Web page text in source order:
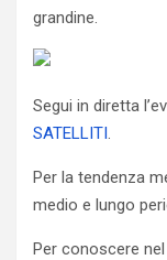
grandine.
Segui in diretta
SATELLITI.
Per la tendenza
medio e lungo
Per conoscere